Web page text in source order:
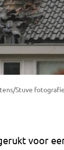
Stuve
voor